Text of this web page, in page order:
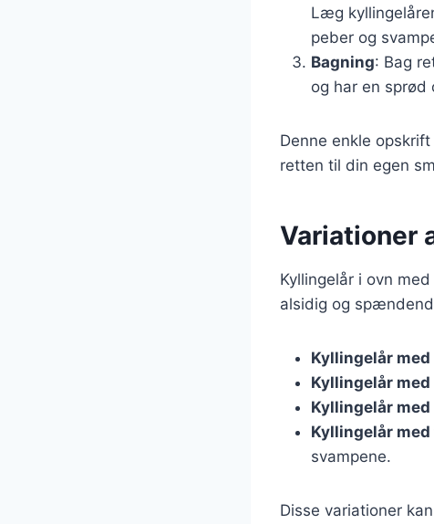
Læg
peber og
Bagning: Bag
og har en
Denne enkle
retten til din egen
Variationer
Kyllingelår i ovn
alsidig og
Kyllingelår
Kyllingelår
Kyllingelår
Kyllingelår
svampene.
Disse variationer